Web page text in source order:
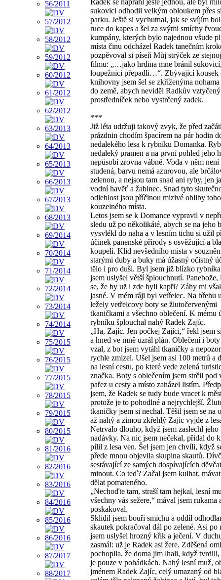
Radek se napřáhl ještě jednou, ale byl
sukovici odhodil velkým obloukem přes
parku. Ještě si vychutnal, jak se svíjím
ruce do kapes a šel za svými smíchy
kumpány, kterých bylo najednou všude
místa činu odcházel Radek tanečním
pozpěvoval si píseň Můj strýček ze
filmu: „…jako hrdina mne bránil
loupežníci přepadli…“. Zbývající kousek
knihovny jsem šel se zkříženýma
do země, abych neviděl Radkův vztyčený
prostředníček nebo vystrčený zadek.
***
Již léta udržuji takový zvyk, že před
prázdnin chodím špacírem na pár hodin
nedalekého lesa k rybníku Domanka.
nedaleký pramen a na první pohled jeho
nepůsobí zrovna vábně. Voda v něm není
studená, barvu nemá azurovou, ale
zelenou, a nejsou tam snad ani ryby, jen
vodní havěť a žabinec. Snad tyto
odlehlost jsou příčinou mizivé obliby
kouzelného místa.
Letos jsem se k Domance vypravil v
sledu už po několikáté, abych se na jeho
vysvlékl do naha a v lesním tichu si užil
účinek panenské přírody s osvěžující a
koupelí. Klid nevšedního místa v
starými duby a buky má úžasný očistný
tělo i pro duši. Byl jsem již blízko
jsem uslyšel větší šplouchnutí. Panebože,
se, že by už i zde byli kapři? Záhy mi
jasné. V mém ráji byl vetřelec. Na břehu
ležely vetřelcovy boty se žlutočervenými
tkaničkami a všechno oblečení. K mému
rybníku šplouchal nahý Radek Zajíc.
„Ha, Zajíc. Jen počkej Zajíci,“ řekl jsem
a hned ve mně uzrál plán. Oblečení i
vzal, z bot jsem vytáhl tkaničky a
rychle zmizel. Ušel jsem asi 100 metrů a
na lesní cestu, po které vede zelená
značka. Boty s oblečením jsem strčil pod
pařez u cesty a místo zaházel listím.
jsem, že Radek se tudy bude vracet k
protože je to pohodlné a nejrychlejší.
tkaničky jsem si nechal. Těšil jsem se na
až nahý a zimou zkřehlý Zajíc vyjde z
Netrvalo dlouho, když jsem zaslechl jeho
nadávky. Na nic jsem nečekal, přidal do
pílil z lesa ven. Šel jsem jen chvíli, když
přede mnou objevila skupina skautů.
sestávající ze samých dospívajících
minout. Co teď? Začal jsem kulhat,
dělat pomateného.
„Nechoďte tam, straší tam hejkal, lesní
všechny vás sežere,“ mával jsem rukama
poskakoval.
Sklidil jsem bouři smíchu a oddíl
skautek pokračoval dál po zelené. Asi po
jsem uslyšel hrozný křik a ječení. V
zasmál: už je Radek asi žere. Zděšená
pochopila, že doma jim lhali, když tvrdili,
je pouze v pohádkách. Nahý lesní muž,
jménem Radek Zajíc, celý umazaný od